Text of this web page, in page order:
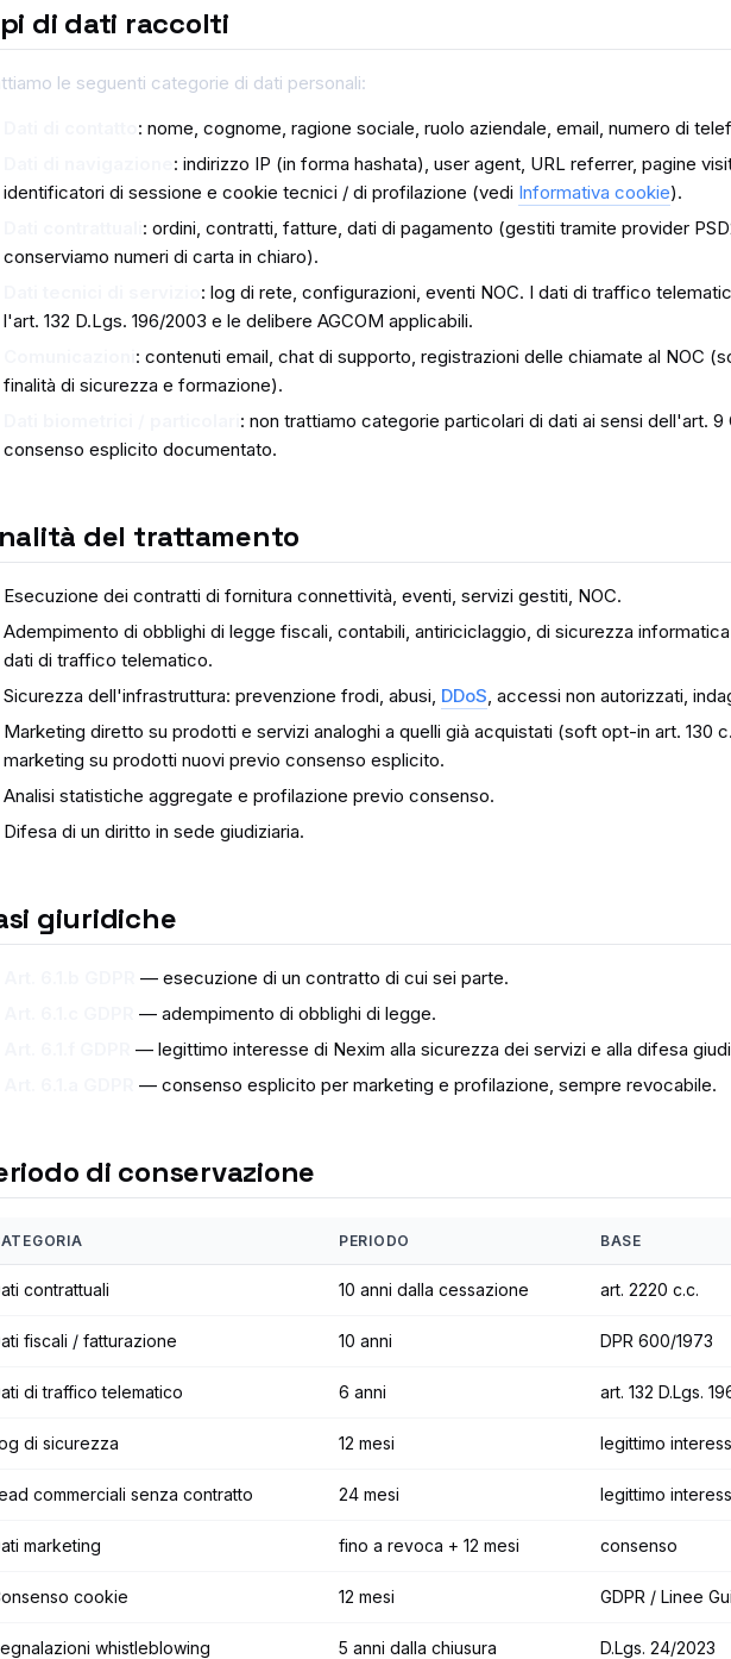
di dati raccolti
le seguenti categorie di dati personali:
: nome, cognome, ragione sociale, ruolo aziendale, email, numero di
: indirizzo IP (in forma hashata), user agent, URL referrer, pagine
identificatori di sessione e cookie tecnici / di profilazione (vedi Informativa cookie).
: ordini, contratti, fatture, dati di pagamento (gestiti tramite provider
conserviamo numeri di carta in chiaro).
: log di rete, configurazioni, eventi NOC. I dati di traffico
l'art. 132 D.Lgs. 196/2003 e le delibere AGCOM applicabili.
: contenuti email, chat di supporto, registrazioni delle chiamate al NOC
finalità di sicurezza e formazione).
: non trattiamo categorie particolari di dati ai sensi dell'art.
consenso esplicito documentato.
del trattamento
Esecuzione dei contratti di fornitura connettività, eventi, servizi gestiti, NOC.
Adempimento di obblighi di legge fiscali, contabili, antiriciclaggio, di sicurezza
dati di traffico telematico.
Sicurezza dell'infrastruttura: prevenzione frodi, abusi, DDoS, accessi non autorizzati,
Marketing diretto su prodotti e servizi analoghi a quelli già acquistati (soft opt-in art. 130
marketing su prodotti nuovi previo consenso esplicito.
Analisi statistiche aggregate e profilazione previo consenso.
Difesa di un diritto in sede giudiziaria.
giuridiche
— esecuzione di un contratto di cui sei parte.
— adempimento di obblighi di legge.
— legittimo interesse di Nexim alla sicurezza dei servizi e alla difesa
— consenso esplicito per marketing e profilazione, sempre revocabile.
di conservazione
PERIODO BASE
contrattuali 10 anni dalla cessazione art. 2220 c.c.
fiscali / fatturazione 10 anni DPR 600/1973
di traffico telematico 6 anni art. 132 D.Lgs.
di sicurezza 12 mesi legittimo
commerciali senza contratto 24 mesi legittimo
marketing fino a revoca + 12 mesi consenso
cookie 12 mesi GDPR / Linee
whistleblowing 5 anni dalla chiusura D.Lgs. 24/2023